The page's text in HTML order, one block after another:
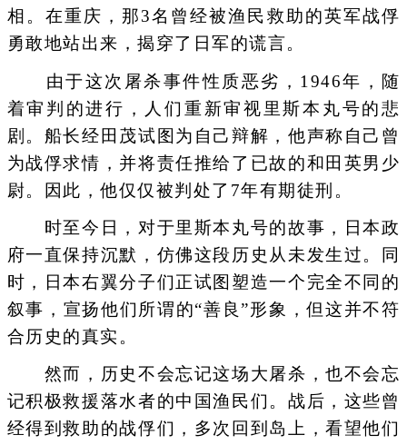
相。在重庆，那3名曾经被渔民救助的英军战俘
勇敢地站出来，揭穿了日军的谎言。
由于这次屠杀事件性质恶劣，1946年，随
着审判的进行，人们重新审视里斯本丸号的悲
剧。船长经田茂试图为自己辩解，他声称自己曾
为战俘求情，并将责任推给了已故的和田英男少
尉。因此，他仅仅被判处了7年有期徒刑。
时至今日，对于里斯本丸号的故事，日本政
府一直保持沉默，仿佛这段历史从未发生过。同
时，日本右翼分子们正试图塑造一个完全不同的
叙事，宣扬他们所谓的“善良”形象，但这并不符
合历史的真实。
然而，历史不会忘记这场大屠杀，也不会忘
记积极救援落水者的中国渔民们。战后，这些曾
经得到救助的战俘们，多次回到岛上，看望他们